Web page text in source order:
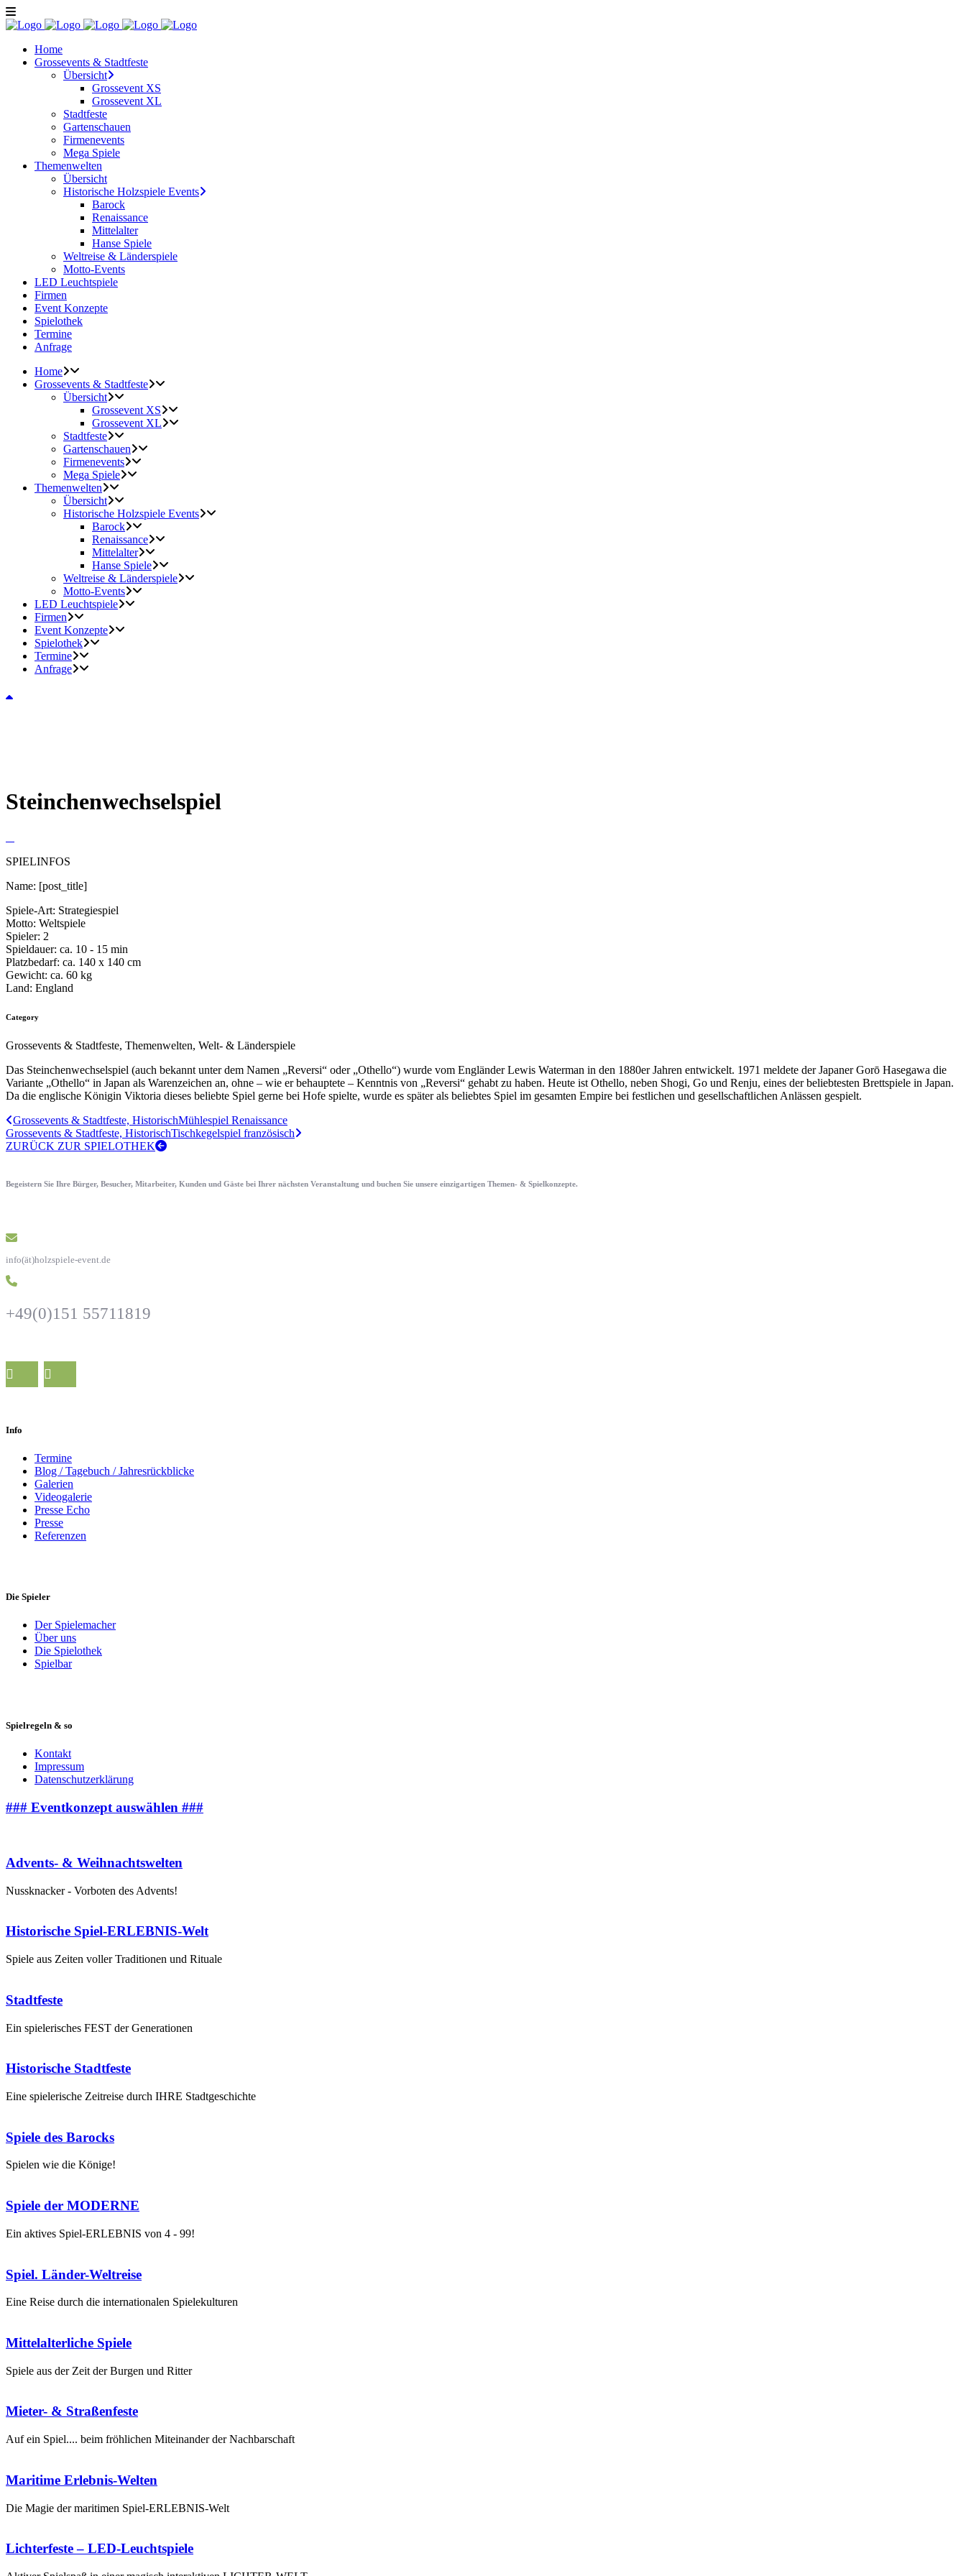
Home
Grossevents & Stadtfeste
Übersicht
Grossevent XS
Grossevent XL
Stadtfeste
Gartenschauen
Firmenevents
Mega Spiele
Themenwelten
Übersicht
Historische Holzspiele Events
Barock
Renaissance
Mittelalter
Hanse Spiele
Weltreise & Länderspiele
Motto-Events
LED Leuchtspiele
Firmen
Event Konzepte
Spielothek
Termine
Anfrage
Home
Grossevents & Stadtfeste
Übersicht
Grossevent XS
Grossevent XL
Stadtfeste
Gartenschauen
Firmenevents
Mega Spiele
Themenwelten
Übersicht
Historische Holzspiele Events
Barock
Renaissance
Mittelalter
Hanse Spiele
Weltreise & Länderspiele
Motto-Events
LED Leuchtspiele
Firmen
Event Konzepte
Spielothek
Termine
Anfrage
Steinchenwechselspiel
SPIELINFOS
Name: [post_title]
Spiele-Art: Strategiespiel
Motto: Weltspiele
Spieler: 2
Spieldauer: ca. 10 - 15 min
Platzbedarf: ca. 140 x 140 cm
Gewicht: ca. 60 kg
Land: England
Category
Grossevents & Stadtfeste, Themenwelten, Welt- & Länderspiele
Das Steinchenwechselspiel (auch bekannt unter dem Namen „Reversi“ oder „Othello“) wurde vom Engländer Lewis Waterman in den 1880er Jahren entwickelt. 1971 meldete der Japaner Gorō Hasegawa die
Variante „Othello“ in Japan als Warenzeichen an, ohne – wie er behauptete – Kenntnis von „Reversi“ gehabt zu haben. Heute ist Othello, neben Shogi, Go und Renju, eines der beliebtesten Brettspiele in Japan.
Da die englische Königin Viktoria dieses beliebte Spiel gerne bei Hofe spielte, wurde es später als beliebtes Spiel im gesamten Empire bei festlichen und gesellschaftlichen Anlässen gespielt.
Grossevents & Stadtfeste, HistorischMühlespiel Renaissance
Grossevents & Stadtfeste, HistorischTischkegelspiel französisch
ZURÜCK ZUR SPIELOTHEK
Begeistern Sie Ihre Bürger, Besucher, Mitarbeiter, Kunden und Gäste bei Ihrer nächsten Veranstaltung und buchen Sie unsere einzigartigen Themen- & Spielkonzepte.
info(ät)holzspiele-event.de
+49(0)151 55711819
Info
Termine
Blog / Tagebuch / Jahresrückblicke
Galerien
Videogalerie
Presse Echo
Presse
Referenzen
Die Spieler
Der Spielemacher
Über uns
Die Spielothek
Spielbar
Spielregeln & so
Kontakt
Impressum
Datenschutzerklärung
### Eventkonzept auswählen ###
Advents- & Weihnachtswelten
Nussknacker - Vorboten des Advents!
Historische Spiel-ERLEBNIS-Welt
Spiele aus Zeiten voller Traditionen und Rituale
Stadtfeste
Ein spielerisches FEST der Generationen
Historische Stadtfeste
Eine spielerische Zeitreise durch IHRE Stadtgeschichte
Spiele des Barocks
Spielen wie die Könige!
Spiele der MODERNE
Ein aktives Spiel-ERLEBNIS von 4 - 99!
Spiel. Länder-Weltreise
Eine Reise durch die internationalen Spielekulturen
Mittelalterliche Spiele
Spiele aus der Zeit der Burgen und Ritter
Mieter- & Straßenfeste
Auf ein Spiel.... beim fröhlichen Miteinander der Nachbarschaft
Maritime Erlebnis-Welten
Die Magie der maritimen Spiel-ERLEBNIS-Welt
Lichterfeste – LED-Leuchtspiele